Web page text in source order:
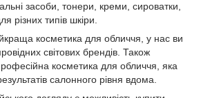
засоби, тонери, креми, сироватки,
різних типів шкіри.
косметика для обличчя, у нас ви
світових брендів. Також
косметика для обличчя, яка
салонного рівня вдома.